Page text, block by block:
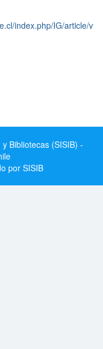
index.php/IG/article/v
Bibliotecas (SISIB) -
por SISIB